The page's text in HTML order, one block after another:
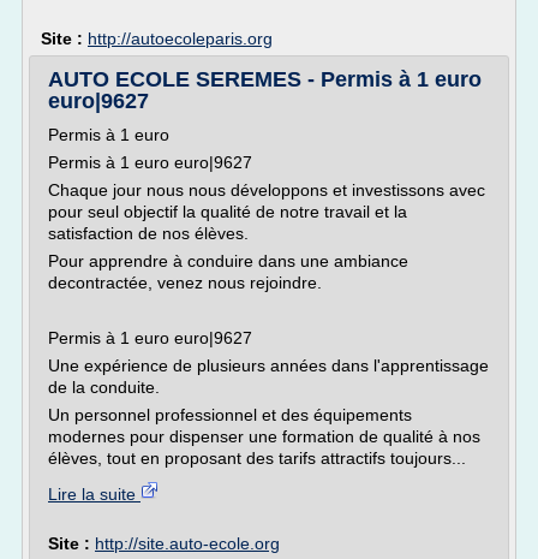
Site : http://autoecoleparis.org
AUTO ECOLE SEREMES - Permis à 1 euro
euro|9627
Permis à 1 euro
Permis à 1 euro euro|9627
Chaque jour nous nous développons et investissons avec
pour seul objectif la qualité de notre travail et la
satisfaction de nos élèves.
Pour apprendre à conduire dans une ambiance
decontractée, venez nous rejoindre.
Permis à 1 euro euro|9627
Une expérience de plusieurs années dans l'apprentissage
de la conduite.
Un personnel professionnel et des équipements
modernes pour dispenser une formation de qualité à nos
élèves, tout en proposant des tarifs attractifs toujours...
Lire la suite
Site : http://site.auto-ecole.org